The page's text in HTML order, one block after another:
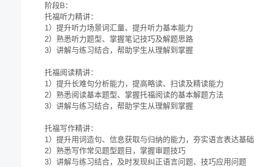
阶段B：
托福听力精讲：
1）提升听力场景词汇量、提升听力基本能力
2）熟悉听力题型、掌握笔记技巧及解题思路
3）讲解与练习结合，帮助学生从理解到掌握
托福阅读精讲：
1）提升长难句分析能力，提高略读、扫读及精读能力
2）熟悉阅读基本题型、掌握托福阅读的基本解题方法
3）讲解与练习结合，帮助学生从理解到掌握
托福写作精讲：
1）提升用词造句、信息获取与归纳的能力，夯实语言表达基础
2）熟悉写作常见题型题目，掌握审题技巧
3）讲解与练习结合，及时发现纠正语言问题、技巧应用问题